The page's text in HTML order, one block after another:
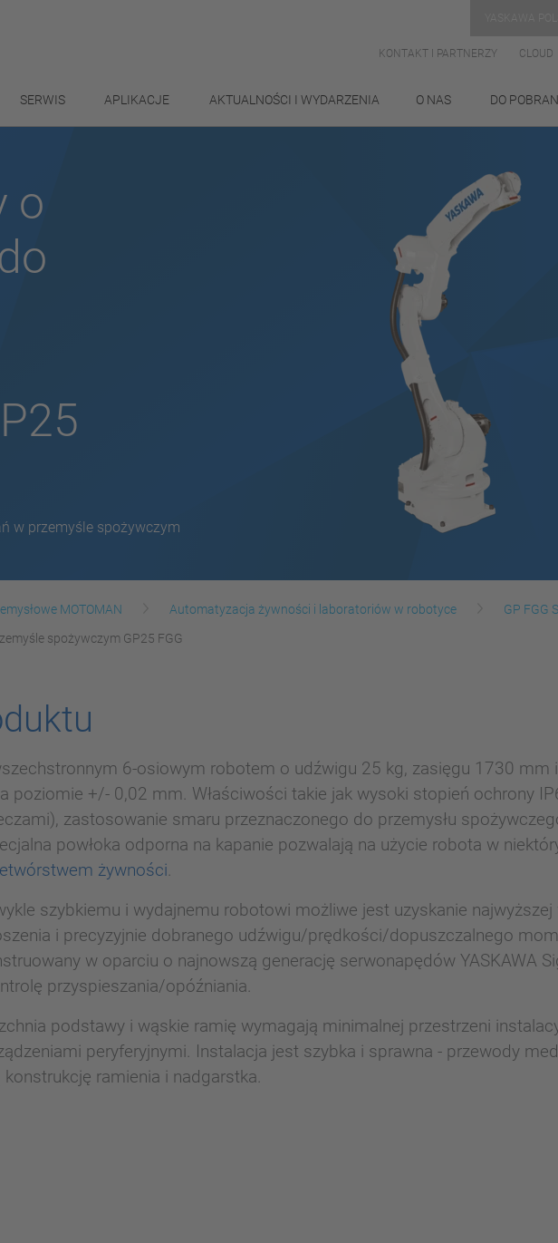
KONTAKT I PARTNERZY CLOUD
SERWIS APLIKACJE AKTUALNOŚCI I WYDARZENIA O NAS DO
o
w przemyśle spożywczym
MOTOMAN Automatyzacja żywności i laboratoriów w robotyce
GP FGG
spożywczym GP25 FGG
6-osiowym robotem o udźwigu 25 kg, zasięgu 1730 mm
poziomie +/- 0,02 mm. Właściwości takie jak wysoki stopień ochrony
zastosowanie smaru przeznaczonego do przemysłu
powłoka odporna na kapanie pozwalają na użycie robota w
żywności.
szybkiemu i wydajnemu robotowi możliwe jest uzyskanie
i precyzyjnie dobranego udźwigu/prędkości/dopuszczalnego
w oparciu o najnowszą generację serwonapędów YASKAWA
przyspieszania/opóźniania.
podstawy i wąskie ramię wymagają minimalnej przestrzeni
peryferyjnymi. Instalacja jest szybka i sprawna - przewody
ramienia i nadgarstka.